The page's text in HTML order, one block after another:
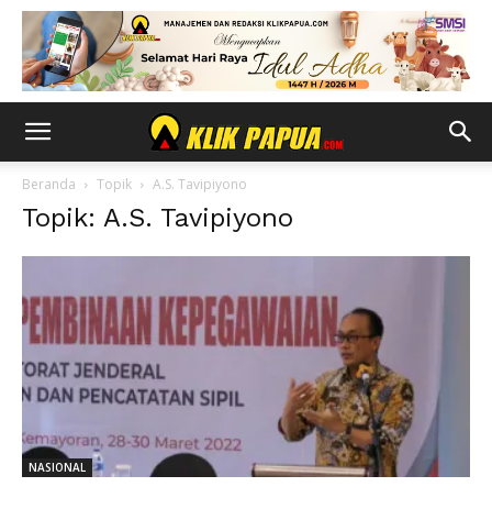
Beranda Topik A.S. Tavipiyono
Topik: A.S. Tavipiyono
NASIONAL